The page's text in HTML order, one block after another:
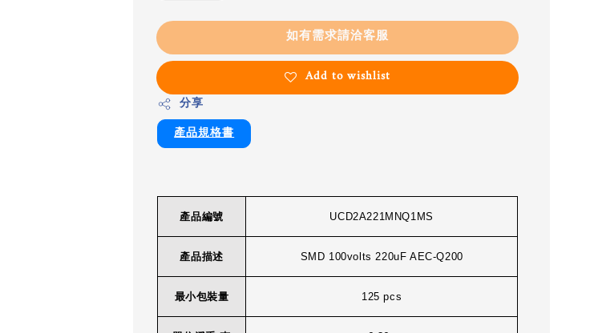
如有需求請洽客服
Add to wishlist
分享
產品規格書
產品編號 UCD2A221MNQ1MS
產品描述 SMD 100volts 220uF AEC-Q200
最小包裝量 125 pcs